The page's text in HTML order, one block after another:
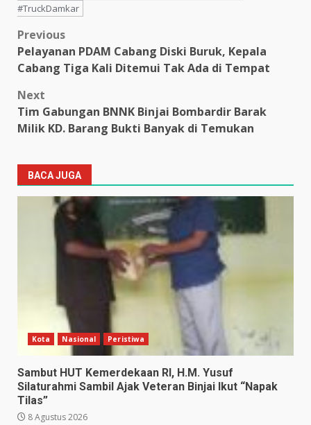
#TruckDamkar
Post
navigation
Previous
Pelayanan PDAM Cabang Diski Buruk, Kepala
Cabang Tiga Kali Ditemui Tak Ada di Tempat
Next
Tim Gabungan BNNK Binjai Bombardir Barak
Milik KD. Barang Bukti Banyak di Temukan
BACA JUGA
Kota Nasional Peristiwa
Sambut HUT Kemerdekaan RI, H.M. Yusuf
Silaturahmi Sambil Ajak Veteran Binjai Ikut “Napak
Tilas”
8 Agustus 2026